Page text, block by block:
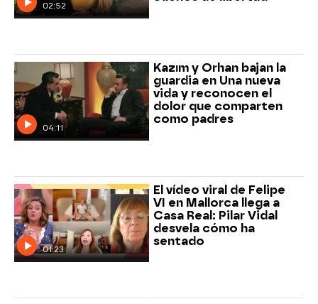
02:52
04:11
Kazım y Orhan bajan la
guardia en Una nueva
vida y reconocen el
dolor que comparten
como padres
01:23
El vídeo viral de Felipe
VI en Mallorca llega a
Casa Real: Pilar Vidal
desvela cómo ha
sentado